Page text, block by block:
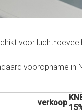
voor
vooropname
verkoop